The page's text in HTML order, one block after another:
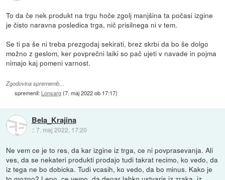
To da če nek produkt na trgu hoče zgolj manjšina ta počasi izgine
je čisto naravna posledica trga, nič prisilnega ni v tem.
Se ti pa še ni treba prezgodaj sekirati, brez skrbi da bo še dolgo
možno z geslom, ker povprečni laiki so pač ujeti v navade in pojma
nimajo kaj pomeni varnost.
Zgodovina sprememb…
spremenil: Lonsarg(7. maj 2022 ob 17:17)
Bela_Krajina
::7. maj 2022, 17:20
Ne vem ce je to res, da kar izgine iz trga, ce ni povprasevanja. Ali
ves, da se nekateri produkti prodajo tudi takrat recimo, ko vedo, da
iz tega ne bo dobicka. Tudi vcasih, ko vedo, da bo minus. Kako je